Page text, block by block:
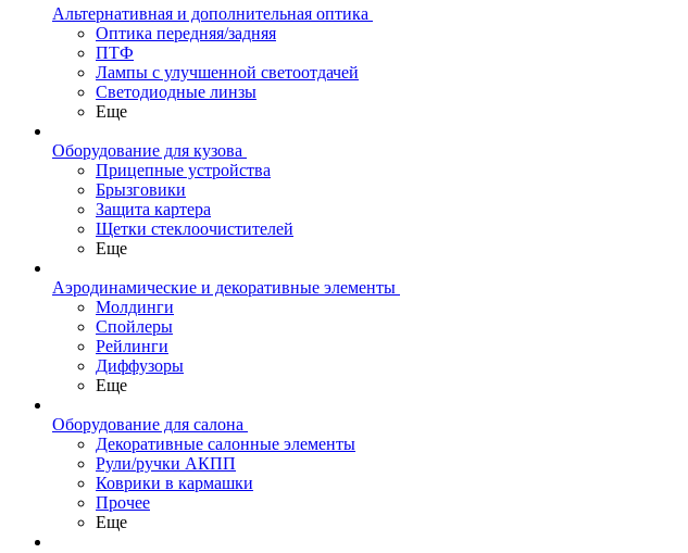
Альтернативная и дополнительная оптика
Оптика передняя/задняя
ПТФ
Лампы с улучшенной светоотдачей
Светодиодные линзы
Еще
Оборудование для кузова
Прицепные устройства
Брызговики
Защита картера
Щетки стеклоочистителей
Еще
Аэродинамические и декоративные элементы
Молдинги
Спойлеры
Рейлинги
Диффузоры
Еще
Оборудование для салона
Декоративные салонные элементы
Рули/ручки АКПП
Коврики в кармашки
Прочее
Еще